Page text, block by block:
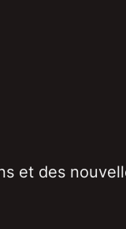
et des